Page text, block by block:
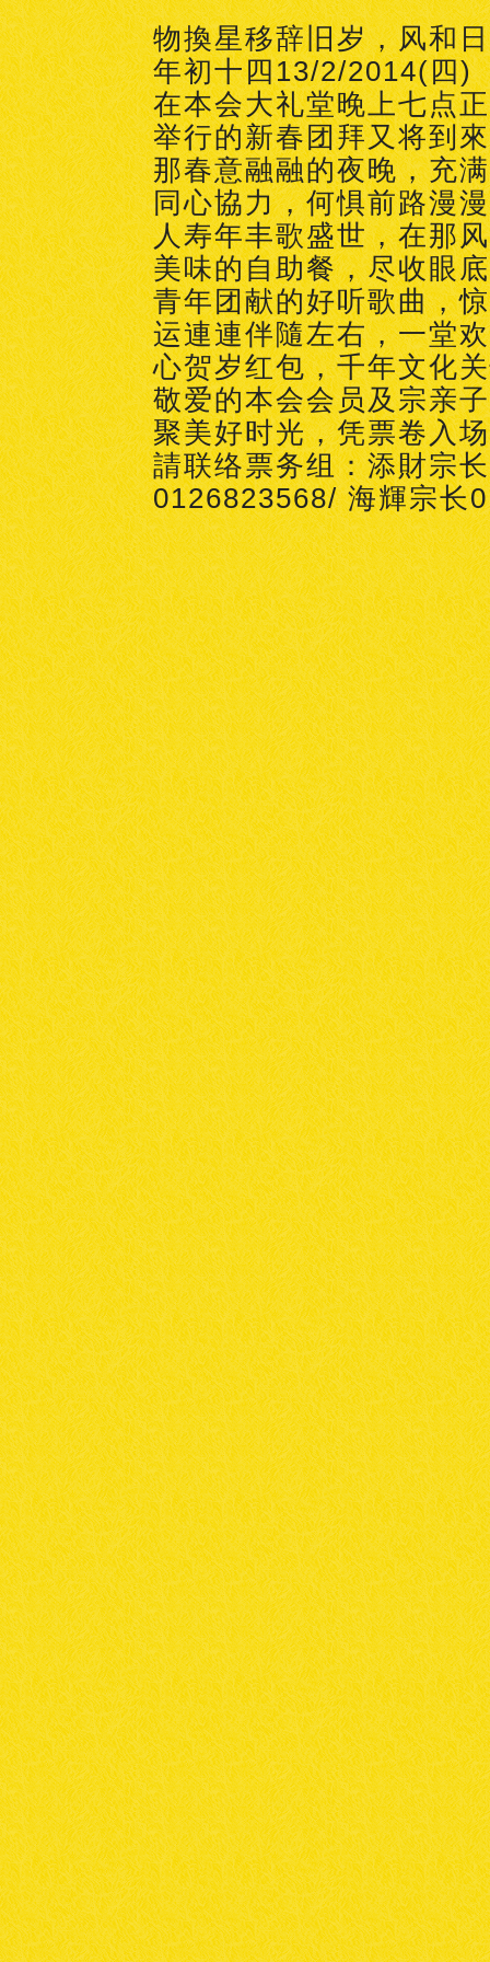
物換星移辞旧岁，风和
年初十四13/2/2014(四)
在本会大礼堂晚上七点
举行的新春团拜又将到
那春意融融的夜晚，充
同心協力，何惧前路漫
人寿年丰歌盛世，在那
美味的自助餐，尽收眼
青年团献的好听歌曲，
运連連伴隨左右，一堂
心贺岁红包，千年文化
敬爱的本会会员及宗亲
聚美好时光，凭票卷入
請联络票务组：添財宗
0126823568/ 海輝宗长